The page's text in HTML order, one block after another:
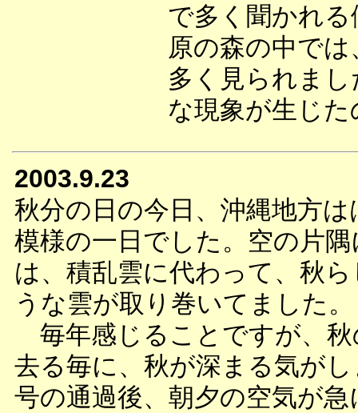
で多く聞かれ
原の森の中で
多く見られま
な現象が生じ
2003.9.23
秋分の日の今日、沖縄地方
模様の一日でした。空の片
は、積乱雲に代わって、秋
うな雲が取り巻いてました。
毎年感じることですが、
去る毎に、秋が深まる気が
号の通過後、朝夕の空気が